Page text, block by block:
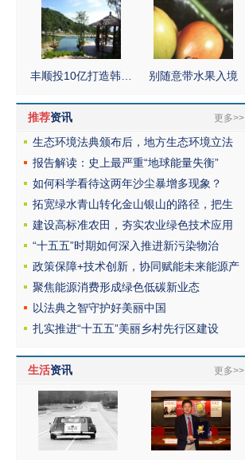
丰顺投10亿打造韩… 别随意带水果入境
推荐资讯 更多>>
生态环境法典颁布后，地方生态环境立法
报告解读：史上最严重“地球能量失衡”
如何科学看待这两年沙尘暴增多现象？
拓宽绿水青山转化金山银山的路径，把生
建设高标准农田，夯实农业绿色技术应用
“十五五”时期如何深入推进新污染物治
政策保障+技术创新，协同赋能未来能源产
聚焦能源消费形成绿色低碳新业态
以法典之智守护好美丽中国
扎实推进“十五五”美丽乡村先行区建设
生活资讯 更多>>